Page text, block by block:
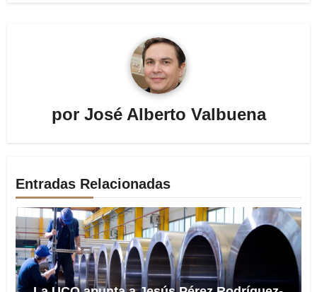
por José Alberto Valbuena
Entradas Relacionadas